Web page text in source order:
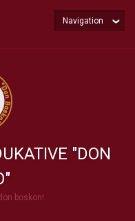
"DON
boskon!
Navigation